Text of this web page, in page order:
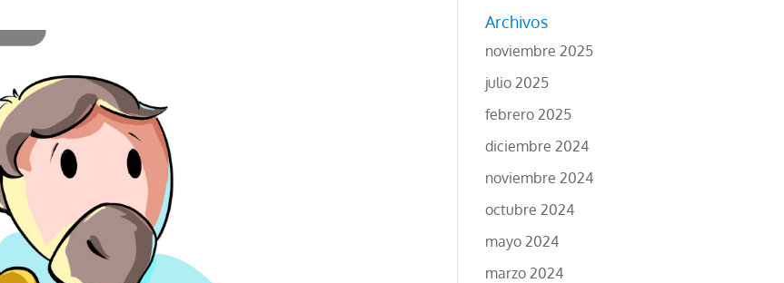
Archivos
noviembre 2025
julio 2025
febrero 2025
diciembre 2024
noviembre 2024
octubre 2024
mayo 2024
marzo 2024